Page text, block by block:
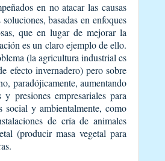
en no atacar las causas
basadas en enfoques
que en lugar de mejorar la
es un claro ejemplo de ello.
(la agricultura industrial es
efecto invernadero) pero sobre
paradójicamente, aumentando
presiones empresariales para
social y ambientalmente, como
de cría de animales
(producir masa vegetal para